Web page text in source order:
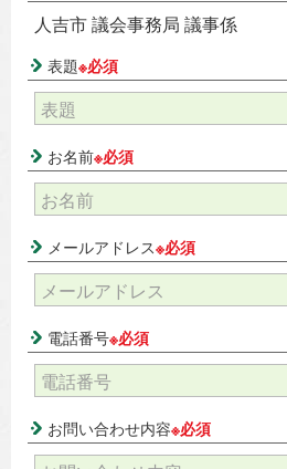
人吉市 議会事務局 議事係
表題※必須
お名前※必須
メールアドレス※必須
電話番号※必須
お問い合わせ内容※必須